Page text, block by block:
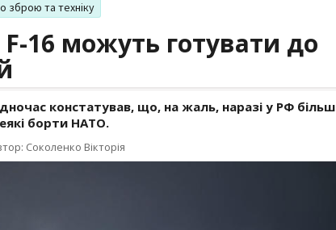
зброю та техніку
F-16 можуть готувати до
констатував, що, на жаль, наразі у РФ більш
борти НАТО.
Соколенко Вікторія